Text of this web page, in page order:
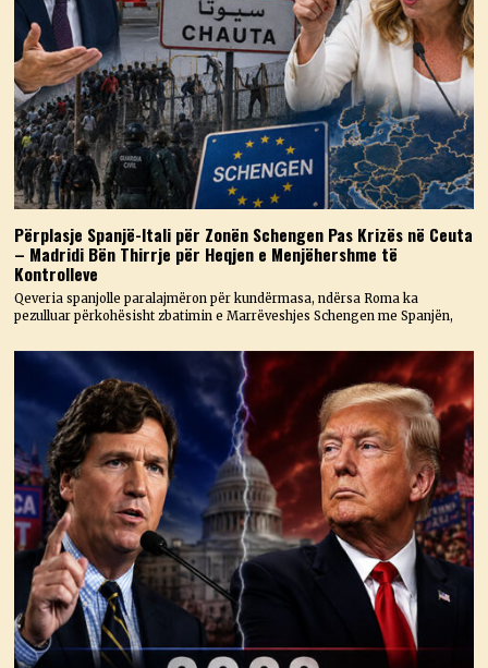
Përplasje Spanjë-Itali për Zonën Schengen Pas Krizës në Ceuta
– Madridi Bën Thirrje për Heqjen e Menjëhershme të
Kontrolleve
Qeveria spanjolle paralajmëron për kundërmasa, ndërsa Roma ka
pezulluar përkohësisht zbatimin e Marrëveshjes Schengen me Spanjën,